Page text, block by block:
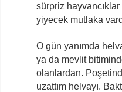
sürpriz
yiyecek mutlaka
O gün yanımda
ya da mevlit
olanlardan.
uzattım helvayı.